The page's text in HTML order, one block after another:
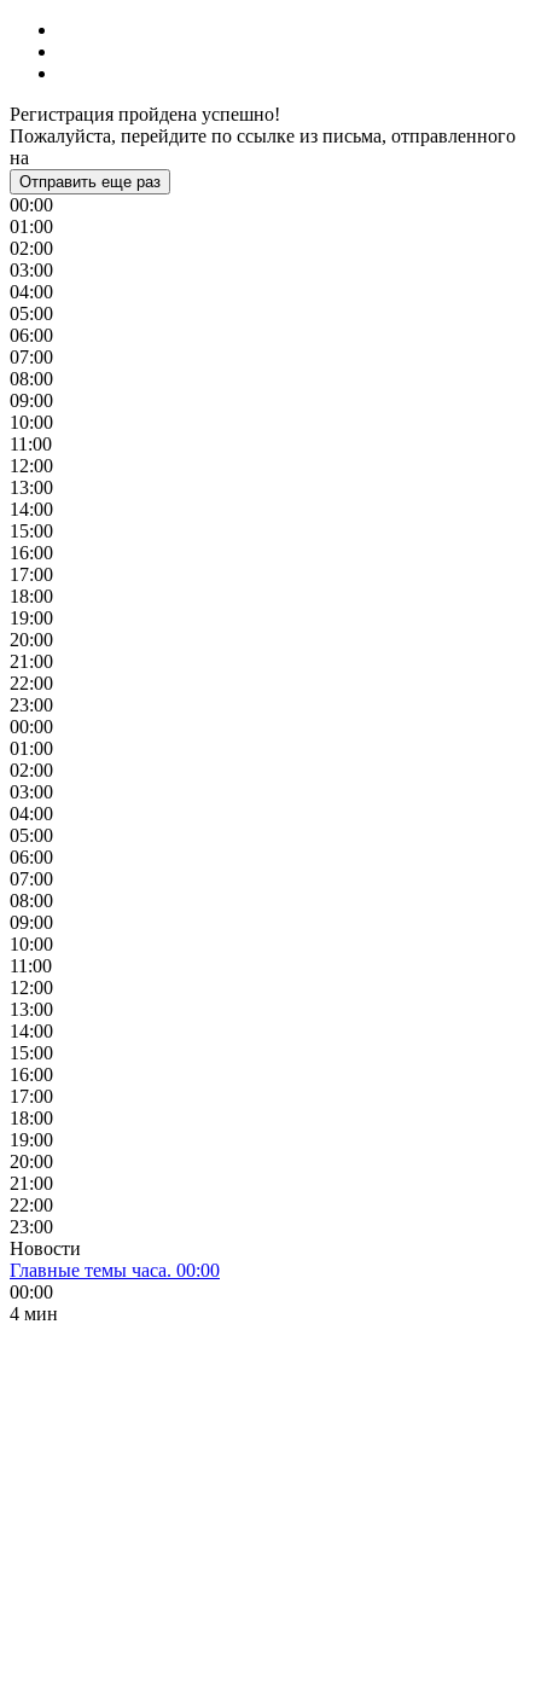
Регистрация пройдена успешно!
Пожалуйста, перейдите по ссылке из письма, отправленного
на
Отправить еще раз
00:00
01:00
02:00
03:00
04:00
05:00
06:00
07:00
08:00
09:00
10:00
11:00
12:00
13:00
14:00
15:00
16:00
17:00
18:00
19:00
20:00
21:00
22:00
23:00
00:00
01:00
02:00
03:00
04:00
05:00
06:00
07:00
08:00
09:00
10:00
11:00
12:00
13:00
14:00
15:00
16:00
17:00
18:00
19:00
20:00
21:00
22:00
23:00
Новости
Главные темы часа. 00:00
00:00
4 мин